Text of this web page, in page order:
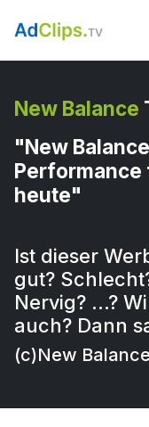
New Balance
"New
Performance
heute"
Ist dieser
gut?
Nervig? …?
auch? Dann
(c)New